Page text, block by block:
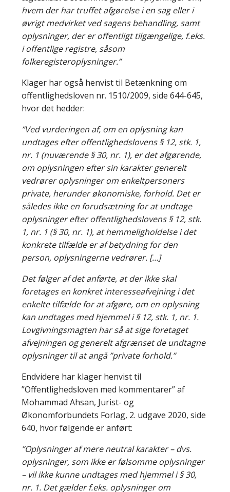
hvem der har truffet afgørelse i en sag eller i
øvrigt medvirket ved sagens behandling, samt
oplysninger, der er offentligt tilgængelige, f.eks.
i offentlige registre, såsom
folkeregisteroplysninger.”
Klager har også henvist til Betænkning om
offentlighedsloven nr. 1510/2009, side 644-645,
hvor det hedder:
”Ved vurderingen af, om en oplysning kan
undtages efter offentlighedslovens § 12, stk. 1,
nr. 1 (nuværende § 30, nr. 1), er det afgørende,
om oplysningen efter sin karakter generelt
vedrører oplysninger om enkeltpersoners
private, herunder økonomiske, forhold. Det er
således ikke en forudsætning for at undtage
oplysninger efter offentlighedslovens § 12, stk.
1, nr. 1 (§ 30, nr. 1), at hemmeligholdelse i det
konkrete tilfælde er af betydning for den
person, oplysningerne vedrører. […]
Det følger af det anførte, at der ikke skal
foretages en konkret interesseafvejning i det
enkelte tilfælde for at afgøre, om en oplysning
kan undtages med hjemmel i § 12, stk. 1, nr. 1.
Lovgivningsmagten har så at sige foretaget
afvejningen og generelt afgrænset de undtagne
oplysninger til at angå ”private forhold.”
Endvidere har klager henvist til
”Offentlighedsloven med kommentarer” af
Mohammad Ahsan, Jurist- og
Økonomforbundets Forlag, 2. udgave 2020, side
640, hvor følgende er anført:
”Oplysninger af mere neutral karakter – dvs.
oplysninger, som ikke er følsomme oplysninger
– vil ikke kunne undtages med hjemmel i § 30,
nr. 1. Det gælder f.eks. oplysninger om